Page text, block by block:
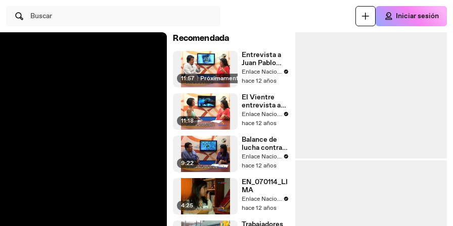
Buscar Iniciar sesión
Recomendada
11:57 | Próximamente
Entrevista a
Juan Pablo
Saaverda
FEDEPAZ
Enlace Nacional
hace 12 años
11:18
El Vientre
entrevista a
Mayella
Lloclla
Enlace Nacional
hace 12 años
9:22
Balance de
lucha contra
el
narcotrafico
Enlace Nacional
hace 12 años
4:25
EN_070114_LI
MA
Enlace Nacional
hace 12 años